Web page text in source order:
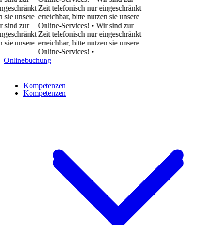
unsere
zur
unsere
Zeit telefonisch nur eingeschränkt
erreichbar, bitte nutzen sie unsere
Online-Services! • Wir sind zur
Zeit telefonisch nur eingeschränkt
erreichbar, bitte nutzen sie unsere
Online-Services!•
Onlinebuchung
Kompetenzen
Kompetenzen